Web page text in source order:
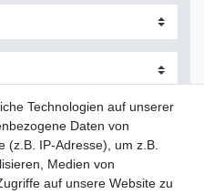
1 bis 3 Werktage
Technologien auf unserer
Daten von
(z.B. IP-Adresse), um z.B.
Medien von
auf unsere Website zu